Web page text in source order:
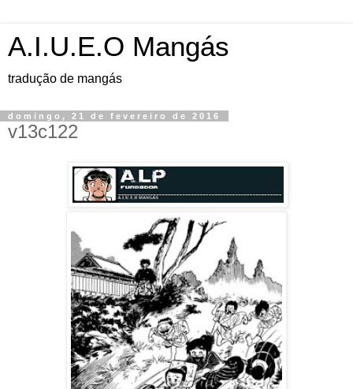
A.I.U.E.O Mangás
tradução de mangás
domingo, 21 de fevereiro de 2016
v13c122